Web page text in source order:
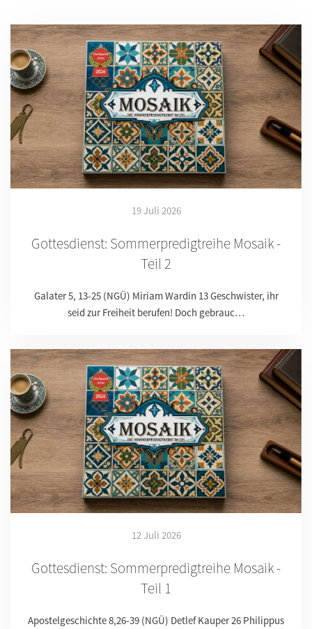
19 Juli 2026
Gottesdienst: Sommerpredigtreihe Mosaik -
Teil 2
Galater 5, 13-25 (NGÜ) Miriam Wardin 13 Geschwister, ihr
seid zur Freiheit berufen! Doch gebrauc…
12 Juli 2026
Gottesdienst: Sommerpredigtreihe Mosaik -
Teil 1
Apostelgeschichte 8,26-39 (NGÜ) Detlef Kauper 26 Philippus